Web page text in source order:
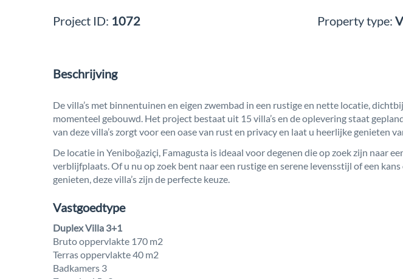
Project ID: 1072 Property type:
Beschrijving
De villa’s met binnentuinen en eigen zwembad in een rustige en nette locatie,
momenteel gebouwd. Het project bestaat uit 15 villa’s en de oplevering staat
van deze villa’s zorgt voor een oase van rust en privacy en laat u heerlijke genieten
De locatie in Yeniboğaziçi, Famagusta is ideaal voor degenen die op zoek zijn naar
verblijfplaats. Of u nu op zoek bent naar een rustige en serene levensstijl of een
genieten, deze villa’s zijn de perfecte keuze.
Vastgoedtype
Duplex Villa 3+1
Bruto oppervlakte 170 m2
Terras oppervlakte 40 m2
Badkamers 3